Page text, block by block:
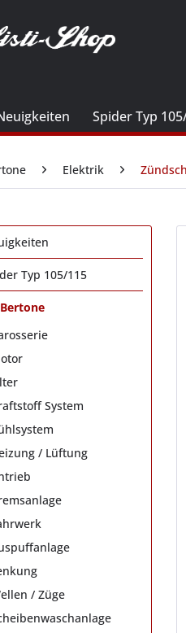
Spider Typ
Elektrik
Typ 105/115
System
/ Lüftung
/ Züge